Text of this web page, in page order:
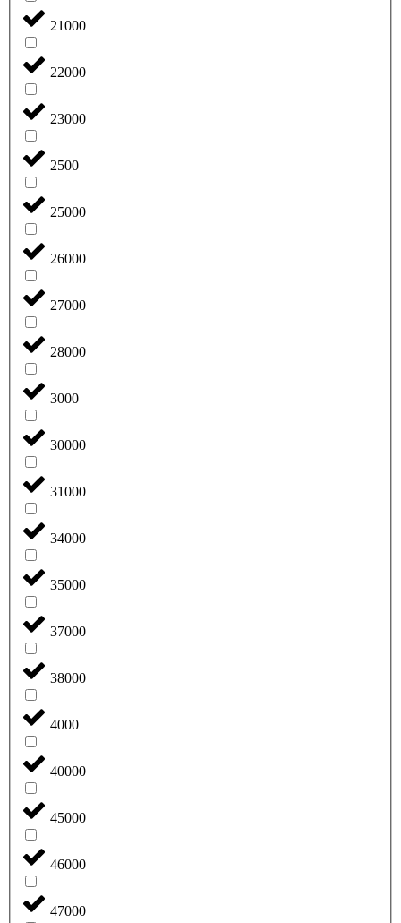
21000
22000
23000
2500
25000
26000
27000
28000
3000
30000
31000
34000
35000
37000
38000
4000
40000
45000
46000
47000